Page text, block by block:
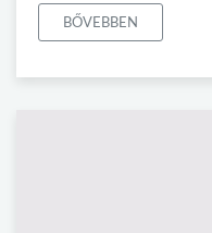
BŐVEBBEN